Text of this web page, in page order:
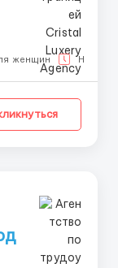
на все
твои
женщин